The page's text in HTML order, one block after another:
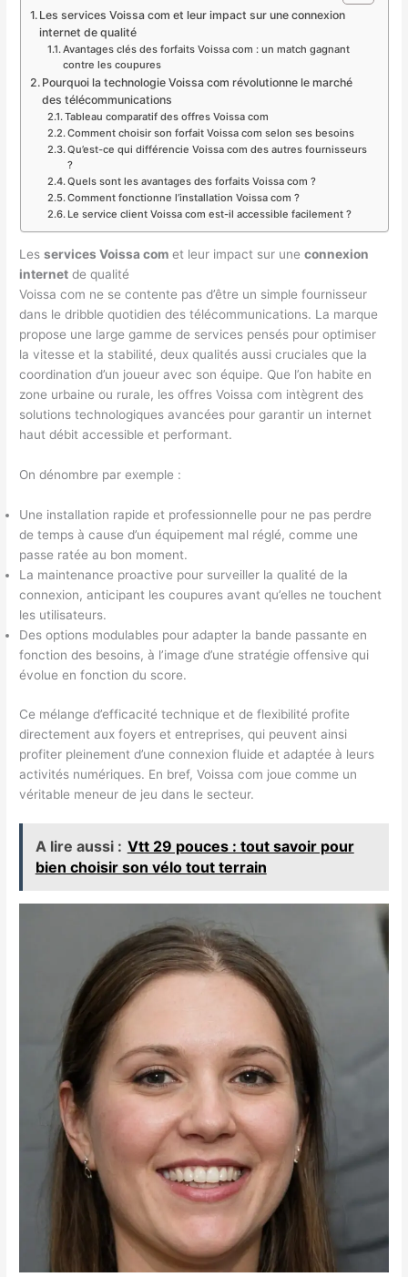
Les services Voissa com et leur impact sur une connexion
internet de qualité
Avantages clés des forfaits Voissa com : un match gagnant
contre les coupures
Pourquoi la technologie Voissa com révolutionne le marché
des télécommunications
Tableau comparatif des offres Voissa com
Comment choisir son forfait Voissa com selon ses besoins
Qu’est-ce qui différencie Voissa com des autres fournisseurs
?
Quels sont les avantages des forfaits Voissa com ?
Comment fonctionne l’installation Voissa com ?
Le service client Voissa com est-il accessible facilement ?
Lesservices Voissa com et leur impact sur uneconnexion
internet de qualité
Voissa com ne se contente pas d’être un simple fournisseur
dans le dribble quotidien des télécommunications. La marque
propose une large gamme de services pensés pour optimiser
la vitesse et la stabilité, deux qualités aussi cruciales que la
coordination d’un joueur avec son équipe. Que l’on habite en
zone urbaine ou rurale, les offres Voissa com intègrent des
solutions technologiques avancées pour garantir un internet
haut débit accessible et performant.
On dénombre par exemple :
Une installation rapide et professionnelle pour ne pas perdre
de temps à cause d’un équipement mal réglé, comme une
passe ratée au bon moment.
La maintenance proactive pour surveiller la qualité de la
connexion, anticipant les coupures avant qu’elles ne touchent
les utilisateurs.
Des options modulables pour adapter la bande passante en
fonction des besoins, à l’image d’une stratégie offensive qui
évolue en fonction du score.
Ce mélange d’efficacité technique et de flexibilité profite
directement aux foyers et entreprises, qui peuvent ainsi
profiter pleinement d’une connexion fluide et adaptée à leurs
activités numériques. En bref, Voissa com joue comme un
véritable meneur de jeu dans le secteur.
A lire aussi : Vtt 29 pouces : tout savoir pour
bien choisir son vélo tout terrain